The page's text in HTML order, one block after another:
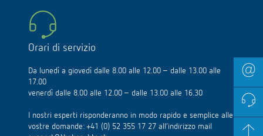
Orari di servizio
Da lunedì a giovedì dalle 8.00 alle 12.00 – dalle 13.00 alle
17.00
venerdì dalle 8.00 alle 12.00 – dalle 13.00 alle 16.30
I nostri esperti risponderanno in modo rapido e semplice alle
vostre domande: +41 (0) 52 355 17 27 all’indirizzo mail